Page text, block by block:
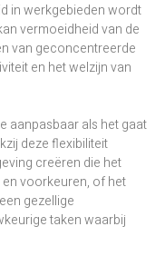
in werkgebieden wordt
vermoeidheid van de
van geconcentreerde
en het welzijn van
aanpasbaar als het gaat
deze flexibiliteit
creëren die het
voorkeuren, of het
gezellige
taken waarbij